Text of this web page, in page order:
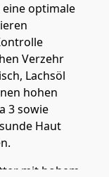
optimale
Verzehr
Lachsöl
hohen
3 sowie
Haut
mit hohem